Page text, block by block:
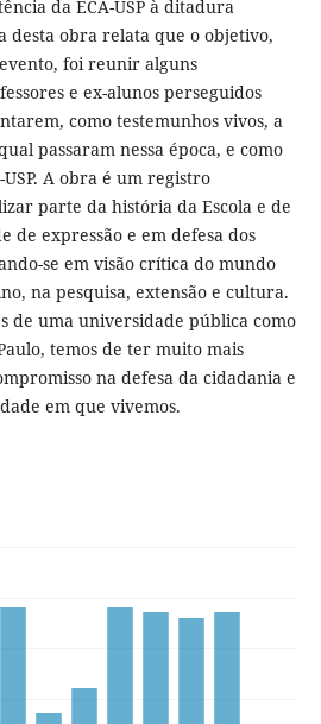
da ECA-USP à ditadura
desta obra relata que o objetivo,
foi reunir alguns
e ex-alunos perseguidos
como testemunhos vivos, a
passaram nessa época, e como
A obra é um registro
parte da história da Escola e de
de expressão e em defesa dos
se em visão crítica do mundo
na pesquisa, extensão e cultura.
de uma universidade pública como
temos de ter muito mais
na defesa da cidadania e
em que vivemos.